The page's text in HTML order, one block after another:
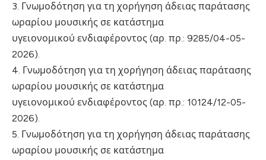
3. Γνωμοδότηση για τη χορήγηση άδειας παράτασης
ωραρίου μουσικής σε κατάστημα
υγειονομικού ενδιαφέροντος (αρ. πρ.: 9285/04-05-
2026).
4. Γνωμοδότηση για τη χορήγηση άδειας παράτασης
ωραρίου μουσικής σε κατάστημα
υγειονομικού ενδιαφέροντος (αρ. πρ.: 10124/12-05-
2026).
5. Γνωμοδότηση για τη χορήγηση άδειας παράτασης
ωραρίου μουσικής σε κατάστημα